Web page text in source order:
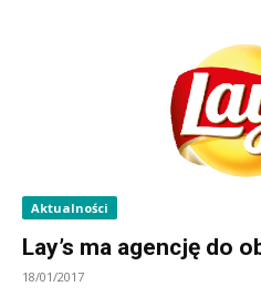
Aktualności
Lay’s ma agencję do
18/01/2017